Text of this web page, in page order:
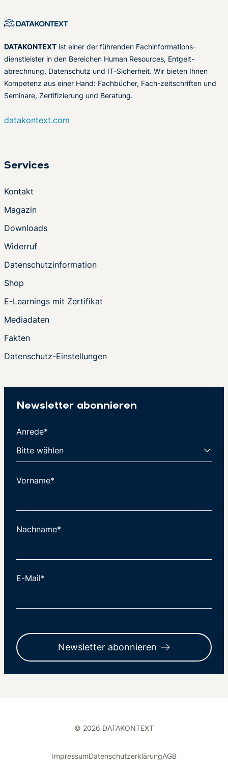
DATAKONTEXT ist einer der führenden Fachinformations-
dienstleister in den Bereichen Human Resources, Entgelt-
abrechnung, Datenschutz und IT-Sicherheit. Wir bieten Ihnen
Kompetenz aus einer Hand: Fachbücher, Fach-zeitschriften und
Seminare, Zertifizierung und Beratung.
datakontext.com
Services
Kontakt
Magazin
Downloads
Widerruf
Datenschutzinformation
Shop
E-Learnings mit Zertifikat
Mediadaten
Fakten
Datenschutz-Einstellungen
Newsletter abonnieren
Anrede*
Vorname*
Nachname*
E-Mail*
Newsletter abonnieren
© 2026 DATAKONTEXT
ImpressumDatenschutzerklärungAGB